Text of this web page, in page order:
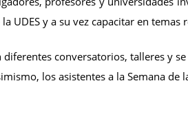
UDES y a su vez capacitar en temas
diferentes conversatorios, talleres y
los asistentes a la Semana